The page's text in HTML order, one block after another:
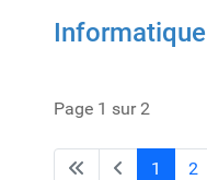
Informatique
Page 1 sur 2
1 2